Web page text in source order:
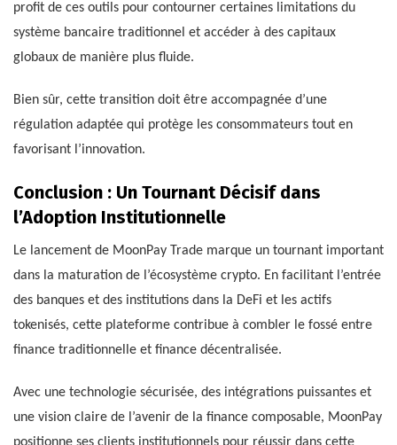
profit de ces outils pour contourner certaines limitations du
système bancaire traditionnel et accéder à des capitaux
globaux de manière plus fluide.
Bien sûr, cette transition doit être accompagnée d’une
régulation adaptée qui protège les consommateurs tout en
favorisant l’innovation.
Conclusion : Un Tournant Décisif dans
l’Adoption Institutionnelle
Le lancement de MoonPay Trade marque un tournant important
dans la maturation de l’écosystème crypto. En facilitant l’entrée
des banques et des institutions dans la DeFi et les actifs
tokenisés, cette plateforme contribue à combler le fossé entre
finance traditionnelle et finance décentralisée.
Avec une technologie sécurisée, des intégrations puissantes et
une vision claire de l’avenir de la finance composable, MoonPay